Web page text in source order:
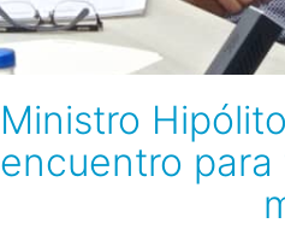
Ministro
encuentro